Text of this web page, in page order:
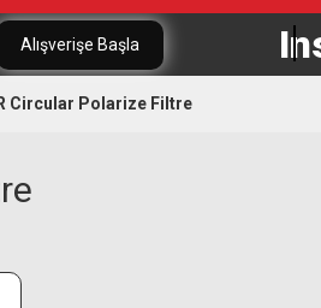
Alışverişe Başla
Circular Polarize Filtre